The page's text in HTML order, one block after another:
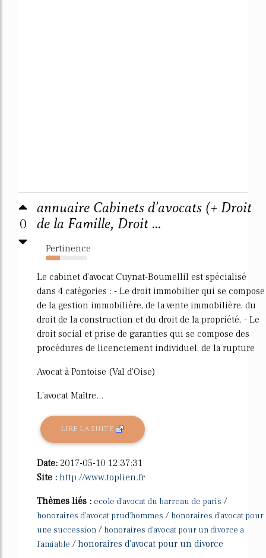
0
annuaire Cabinets d'avocats (+ Droit
de la Famille, Droit ...
Pertinence
34%
Le cabinet d'avocat Cuynat-Boumellil est spécialisé
dans 4 catégories : - Le droit immobilier qui se compose
de la gestion immobilière, de la vente immobilière, du
droit de la construction et du droit de la propriété. - Le
droit social et prise de garanties qui se compose des
procédures de licenciement individuel, de la rupture
Avocat à Pontoise (Val d'Oise)
L'avocat Maître...
LIRE LA SUITE
Date: 2017-05-10 12:37:31
Site : http://www.toplien.fr
Thèmes liés : ecole d'avocat du barreau de paris /
honoraires d'avocat prud'hommes / honoraires d'avocat pour
une succession / honoraires d'avocat pour un divorce a
l'amiable /honoraires d'avocat pour un divorce